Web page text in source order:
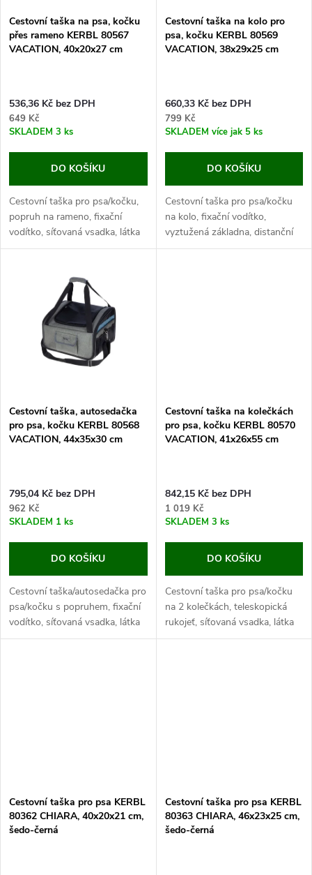
p
o
d
k
t
s
p
o
d
u
k
t
Cestovní taška na psa, kočku
přes rameno KERBL 80567
VACATION, 40x20x27 cm
536,36 Kč bez DPH
649 Kč
SKLADEM 3 ks
DO KOŠÍKU
Cestovní taška pro psa/kočku,
popruh na rameno, fixační
vodítko, síťovaná vsadka, látka
Oxford, o rozměrech 40x20x27
Vašeho mazlíčka při cestování,...
Cestovní taška na kolo pro
psa, kočku KERBL 80569
VACATION, 38x29x25 cm
660,33 Kč bez DPH
799 Kč
SKLADEM více jak 5 ks
DO KOŠÍKU
Cestovní taška pro psa/kočku
na kolo, fixační vodítko,
vyztužená základna, distanční
držák, látka Oxford, o
Cestovní taška, autosedačka
pro psa, kočku KERBL 80568
VACATION, 44x35x30 cm
795,04 Kč bez DPH
962 Kč
SKLADEM 1 ks
DO KOŠÍKU
Cestovní taška/autosedačka pro
psa/kočku s popruhem, fixační
vodítko, síťovaná vsadka, látka
Oxford, o rozměrech 44x35x30
Cestovní taška na kolečkách
pro psa, kočku KERBL 80570
VACATION, 41x26x55 cm
842,15 Kč bez DPH
1 019 Kč
SKLADEM 3 ks
DO KOŠÍKU
Cestovní taška pro psa/kočku
na 2 kolečkách, teleskopická
rukojeť, síťovaná vsadka, látka
Oxford, o rozměrech 41x26x55
Cestovní taška pro psa KERBL
80362 CHIARA, 40x20x21 cm,
šedo-černá
Cestovní taška pro psa KERBL
80363 CHIARA, 46x23x25 cm,
šedo-černá